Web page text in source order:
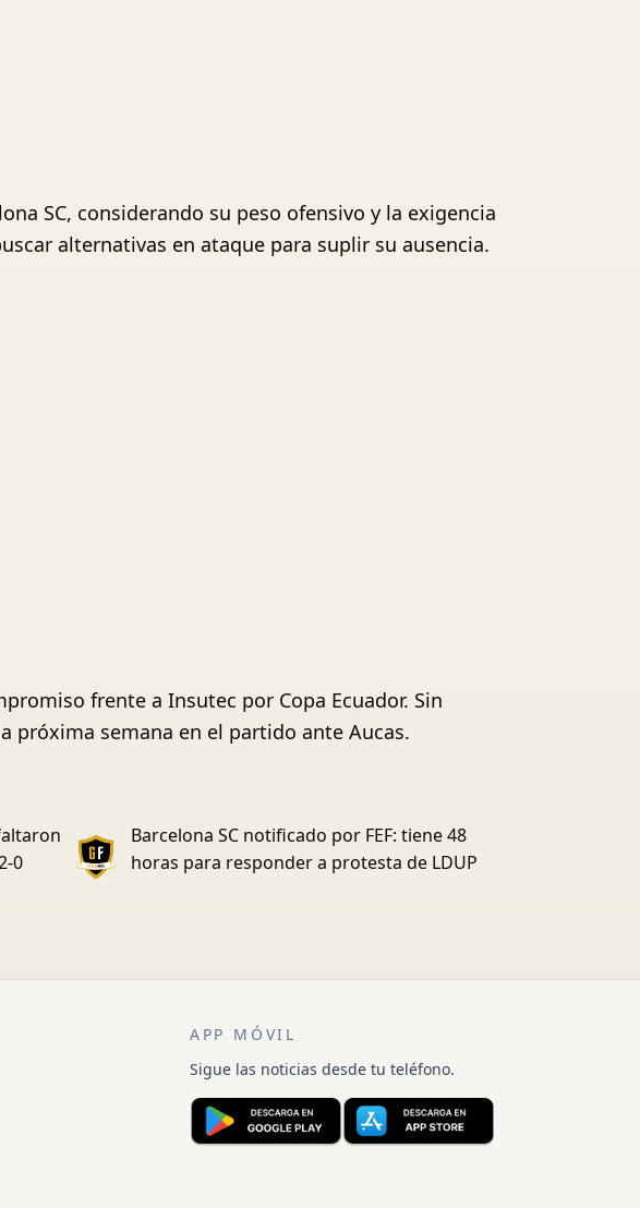
SC, considerando su peso ofensivo y la exigencia
alternativas en ataque para suplir su ausencia.
frente a Insutec por Copa Ecuador. Sin
próxima semana en el partido ante Aucas.
0
Barcelona SC notificado por FEF: tiene 48
horas para responder a protesta de LDUP
APP MÓVIL
Sigue las noticias desde tu teléfono.